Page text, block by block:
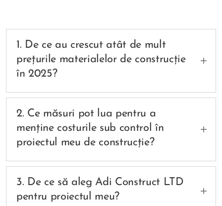
1. De ce au crescut atât de mult
prețurile materialelor de construcție
în 2025?
📈Răspuns:Prețurile materialelor de
construcție au crescut din mai multe motive:
inflația globală, creșterea costurilor de producție,
taxele de import și deficitul de materii prime. De
asemenea, cererea mare pentru materiale
influențat major piața. Oțelul, cimentul și
cheresteaua au fost printre cele mai afectate,
având creșteri semnificative față de anul anterior.
2. Ce măsuri pot lua pentru a
menține costurile sub control în
proiectul meu de construcție?
💡Răspuns:Planificarea corectă este cheia!
Recomandăm:
Alegerea unui constructor care oferă
3. De ce să aleg Adi Construct LTD
pentru proiectul meu?